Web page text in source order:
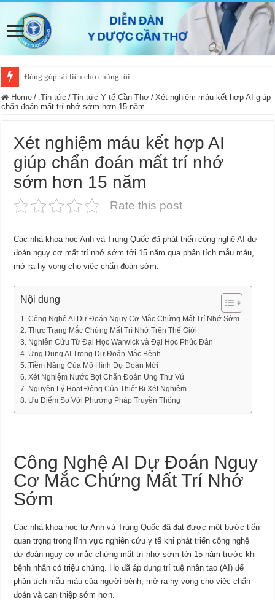
Đóng góp tài liệu cho chúng tôi
Home / .Tin tức / Tin tức Y tế Cần Thơ / Xét nghiệm máu kết hợp AI giúp
chẩn đoán mất trí nhớ sớm hơn 15 năm
Xét nghiệm máu kết hợp AI
giúp chẩn đoán mất trí nhớ
sớm hơn 15 năm
Rate this post
Các nhà khoa học Anh và Trung Quốc đã phát triển công nghệ AI dự
đoán nguy cơ mất trí nhớ sớm tới 15 năm qua phân tích mẫu máu,
mở ra hy vọng cho việc chẩn đoán sớm.
Nội dung
Công Nghệ AI Dự Đoán Nguy Cơ Mắc Chứng Mất Trí Nhớ Sớm
Thực Trạng Mắc Chứng Mất Trí Nhớ Trên Thế Giới
Nghiên Cứu Từ Đại Học Warwick và Đại Học Phúc Đán
Ứng Dụng AI Trong Dự Đoán Mắc Bệnh
Tiềm Năng Của Mô Hình Dự Đoán Mới
Xét Nghiệm Nước Bọt Chẩn Đoán Ung Thư Vú
Nguyên Lý Hoạt Động Của Thiết Bị Xét Nghiệm
Ưu Điểm So Với Phương Pháp Truyền Thống
Công Nghệ AI Dự Đoán Nguy
Cơ Mắc Chứng Mất Trí Nhớ
Sớm
Các nhà khoa học từ Anh và Trung Quốc đã đạt được một bước tiến
quan trọng trong lĩnh vực nghiên cứu y tế khi phát triển công nghệ
dự đoán nguy cơ mắc chứng mất trí nhớ sớm tới 15 năm trước khi
bệnh nhân có triệu chứng. Họ đã áp dụng trí tuệ nhân tạo (AI) để
phân tích mẫu máu của người bệnh, mở ra hy vọng cho việc chẩn
đoán và can thiệp sớm hơn.